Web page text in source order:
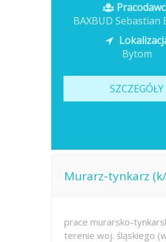
Opublikowano: wczoraj
BAXBUD Sebastian
Bytom
SZCZEGÓŁY
Murarz-tynkarz
prace murarsko-
terenie woj. śląskiego